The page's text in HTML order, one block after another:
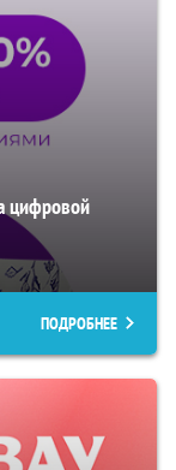
цифровой
ПОДРОБНЕЕ